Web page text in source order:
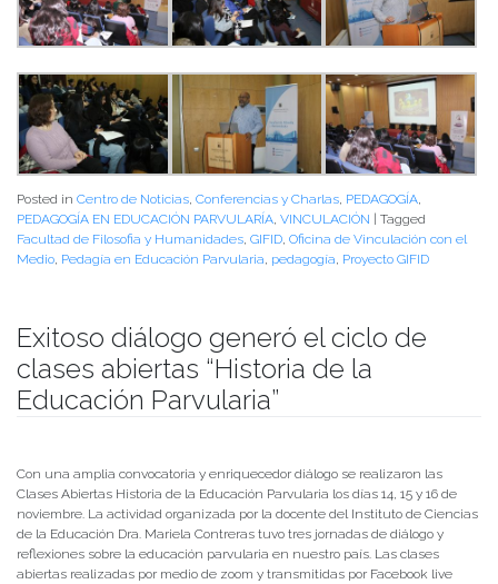
Posted in Centro de Noticias, Conferencias y Charlas, PEDAGOGÍA,
PEDAGOGÍA EN EDUCACIÓN PARVULARÍA, VINCULACIÓN
Tagged
Facultad de Filosofia y Humanidades, GIFID, Oficina de Vinculación con el
Medio, Pedagía en Educación Parvularia, pedagogía, Proyecto GIFID
Exitoso diálogo generó el ciclo de
clases abiertas “Historia de la
Educación Parvularia”
Con una amplia convocatoria y enriquecedor diálogo se realizaron las
Clases Abiertas Historia de la Educación Parvularia los días 14, 15 y 16 de
noviembre. La actividad organizada por la docente del Instituto de Ciencias
de la Educación Dra. Mariela Contreras tuvo tres jornadas de diálogo y
reflexiones sobre la educación parvularia en nuestro país. Las clases
abiertas realizadas por medio de zoom y transmitidas por Facebook live